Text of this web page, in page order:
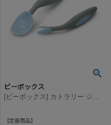
ビーボックス
[ビーボックス] カトラリー ジェラートシリーズ バブルガム
定番商品